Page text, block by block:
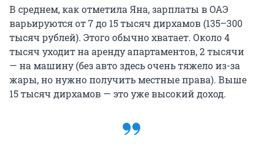
В среднем, как отметила Яна, зарплаты в ОАЭ
варьируются от 7 до 15 тысяч дирхамов (135–300
тысяч рублей). Этого обычно хватает. Около 4
тысяч уходит на аренду апартаментов, 2 тысячи
— на машину (без авто здесь очень тяжело из-за
жары, но нужно получить местные права). Выше
15 тысяч дирхамов — это уже высокий доход.